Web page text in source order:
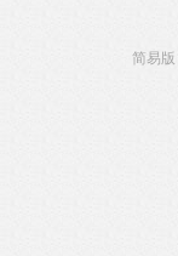
简易版